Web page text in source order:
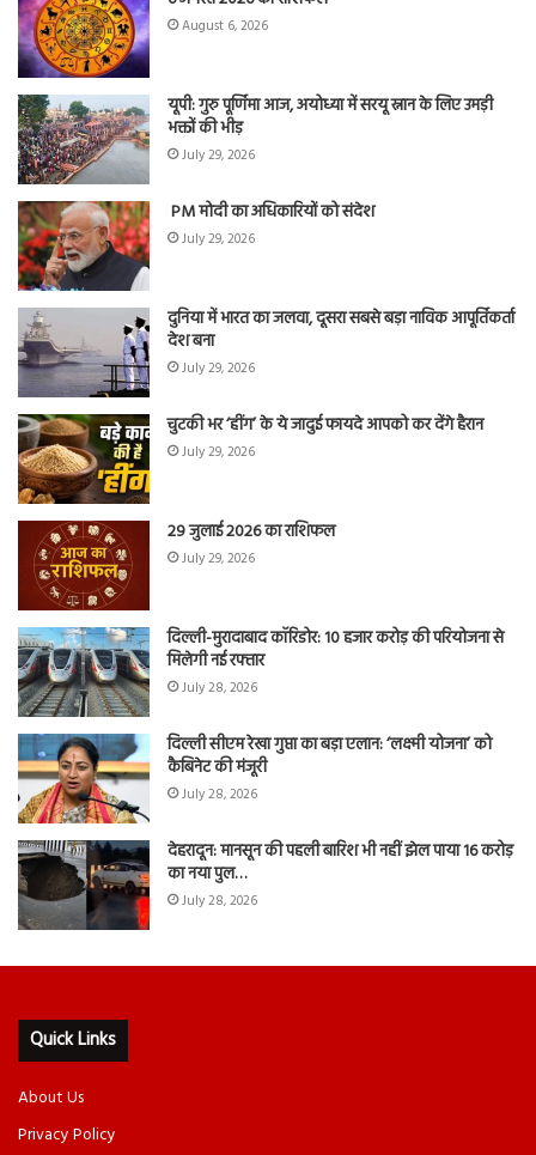
August 6, 2026
यूपी: गुरु पूर्णिमा आज, अयोध्या में सरयू स्नान के लिए उमड़ी
भक्तों की भीड़
July 29, 2026
PM मोदी का अधिकारियों को संदेश
July 29, 2026
दुनिया में भारत का जलवा, दूसरा सबसे बड़ा नाविक आपूर्तिकर्ता
देश बना
July 29, 2026
चुटकी भर ‘हींग’ के ये जादुई फायदे आपको कर देंगे हैरान
July 29, 2026
29 जुलाई 2026 का राशिफल
July 29, 2026
दिल्ली-मुरादाबाद कॉरिडोर: 10 हजार करोड़ की परियोजना से
मिलेगी नई रफ्तार
July 28, 2026
दिल्ली सीएम रेखा गुप्ता का बड़ा एलान: ‘लक्ष्मी योजना’ को
कैबिनेट की मंजूरी
July 28, 2026
देहरादून: मानसून की पहली बारिश भी नहीं झेल पाया 16 करोड़
का नया पुल…
July 28, 2026
Quick Links
About Us
Privacy Policy